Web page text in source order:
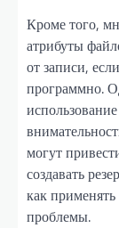
Кроме того,
атрибуты
от записи,
программно.
могут
создавать
как
проблемы.